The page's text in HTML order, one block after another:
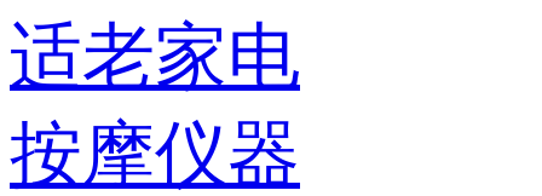
适老家电
按摩仪器